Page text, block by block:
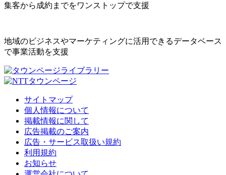
集客から成約までをワンストップで支援
地域のビジネスやマーケティングに活用できるデータベース
で事業活動を支援
サイトマップ
個人情報について
掲載情報に関して
広告掲載のご案内
広告・サービス取扱い規約
利用規約
お知らせ